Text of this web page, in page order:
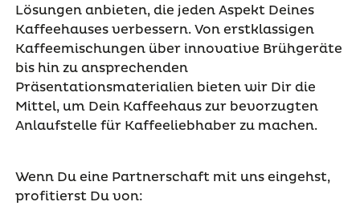
Lösungen anbieten, die jeden Aspekt Deines
Kaffeehauses verbessern. Von erstklassigen
Kaffeemischungen über innovative Brühgeräte
bis hin zu ansprechenden
Präsentationsmaterialien bieten wir Dir die
Mittel, um Dein Kaffeehaus zur bevorzugten
Anlaufstelle für Kaffeeliebhaber zu machen.
Wenn Du eine Partnerschaft mit uns eingehst,
profitierst Du von: